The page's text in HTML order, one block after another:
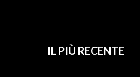
IL PIÙ RECENTE